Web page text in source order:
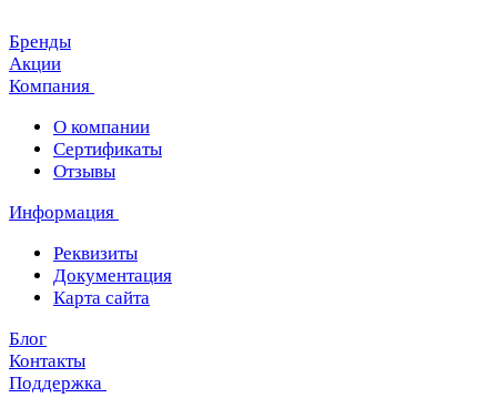
Бренды
Акции
Компания
О компании
Сертификаты
Отзывы
Информация
Реквизиты
Документация
Карта сайта
Блог
Контакты
Поддержка